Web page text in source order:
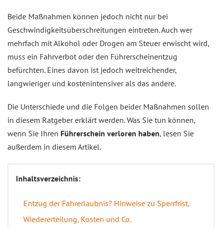
Beide Maßnahmen können jedoch nicht nur bei
Geschwindigkeitsüberschreitungen eintreten. Auch wer
mehrfach mit Alkohol oder Drogen am Steuer erwischt wird,
muss ein Fahrverbot oder den Führerscheinentzug
befürchten. Eines davon ist jedoch weitreichender,
langwieriger und kostenintensiver als das andere.
Die Unterschiede und die Folgen beider Maßnahmen sollen
in diesem Ratgeber erklärt werden. Was Sie tun können,
wenn Sie Ihren Führerschein verloren haben, lesen Sie
außerdem in diesem Artikel.
Inhaltsverzeichnis:
Entzug der Fahrerlaubnis? Hinweise zu Sperrfrist,
Wiedererteilung, Kosten und Co.